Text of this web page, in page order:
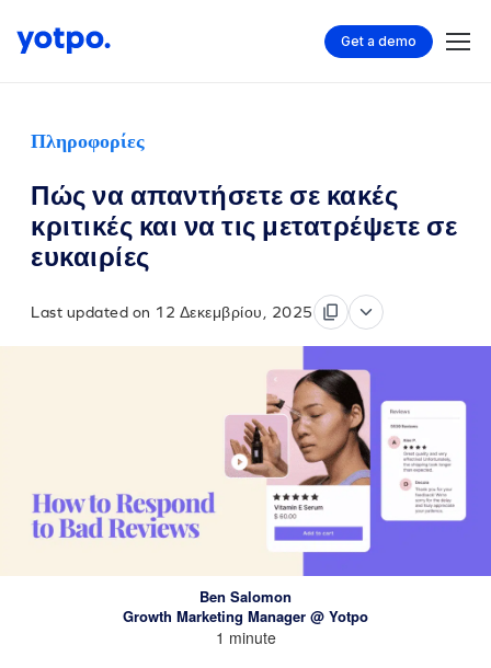
Get a demo
Πληροφορίες
Πώς να απαντήσετε σε κακές
κριτικές και να τις μετατρέψετε σε
ευκαιρίες
Last updated on 12 Δεκεμβρίου, 2025
Ben Salomon
Growth Marketing Manager @ Yotpo
1 minute